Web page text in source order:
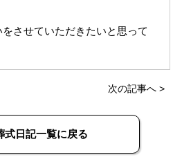
させていただきたいと思って
次の記事へ >
式日記一覧に戻る